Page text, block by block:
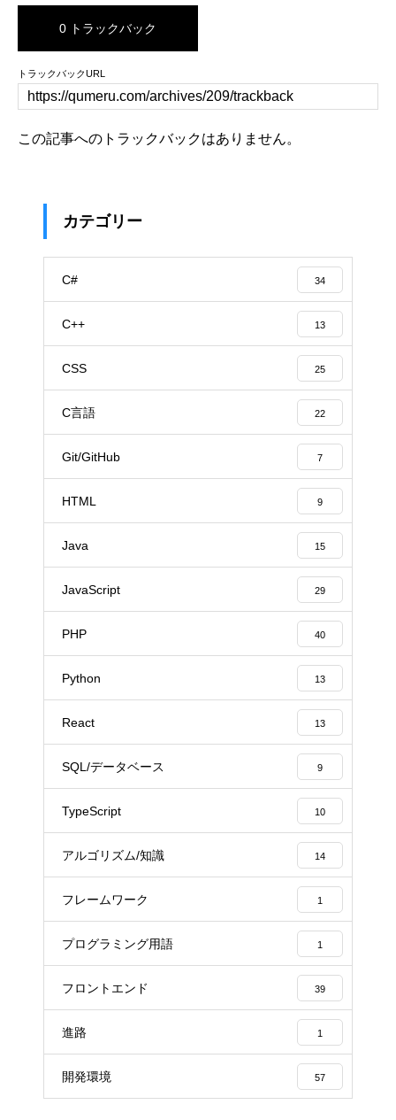
0 トラックバック
トラックバックURL
この記事へのトラックバックはありません。
カテゴリー
C# 34
C++ 13
CSS 25
C言語 22
Git/GitHub 7
HTML 9
Java 15
JavaScript 29
PHP 40
Python 13
React 13
SQL/データベース 9
TypeScript 10
アルゴリズム/知識 14
フレームワーク 1
プログラミング用語 1
フロントエンド 39
進路 1
開発環境 57